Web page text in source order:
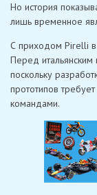
Но история
лишь временное
С приходом Pirelli в
Перед итальянским
поскольку
прототипов
командами.